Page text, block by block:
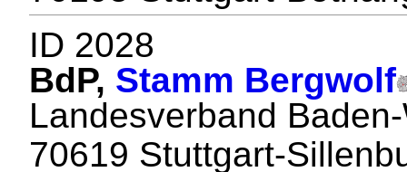
ID 2028
BdP, Stamm Bergwolf
Landesverband
70619 Stuttgart-